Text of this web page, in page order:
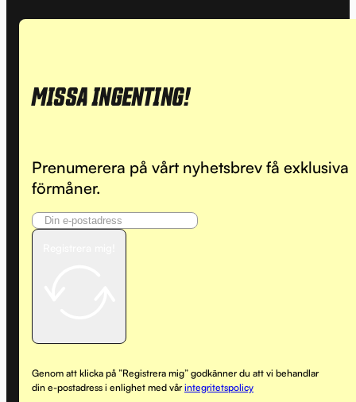
MISSA INGENTING!
Prenumerera på vårt nyhetsbrev få exklusiva
förmåner.
Genom att klicka på ”Registrera mig” godkänner du att vi behandlar
din e-postadress i enlighet med vårintegritetspolicy